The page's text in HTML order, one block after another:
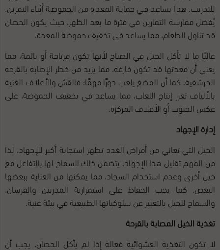
للتدريب. هذا يساعد في حماية المعدة من الحموضة أثناء التمرين.
يُفضل ممارسة التمارين في فترة ما بعد الظهر، حيث يكون الحصان
قد تناول الطعام، مما يساعد في تخفيف حموضة المعدة.
غالبًا ما لا تأكل الخيل في الصباح لأنها تكون مرتاحة أو نائمة، مما
يعني أن معدتها قد تكون فارغة، مما يزيد من خطر الإصابة بالقرحة
الحرشفية. كما أن المضغ يلعب دورًا مهمًا؛ فالقش والأعلاف الغنية
بالألياف تعزز إنتاج اللعاب، مما يساعد في تخفيف الحموضة، على
عكس الحبوب أو الأعلاف المركزة.
إدارة الإجهاد
الخيل التي تعاني من أمراض الغدد تظهر استجابة أكبر للإجهاد، لذا
من المهم تقليل هذا الإجهاد. يتضمن ذلك السماح لها بالتفاعل مع
خيل أخرى وعدم استخدام السجاد، مما يمكنها من العناية ببعضها
البعض. كما يجب الحفاظ على استمرارية المدربين والفرسان،
والسماح للخيل بالتعبير عن سلوكياتها الطبيعية في بيئة غنية.
تغذية الخيل المصابة بالقرحة
لا تكون التغذية العشوائية فعالة إذا لم يأكل الحصان. يجب أن